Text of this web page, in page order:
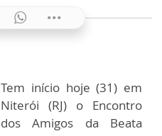
Tem início hoje (31) em
Niterói (RJ) o Encontro
dos Amigos da Beata